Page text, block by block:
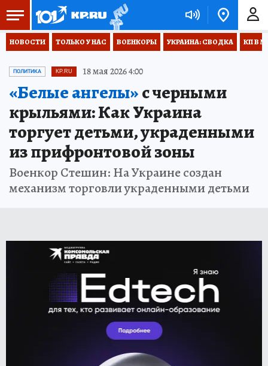
НОВОСТИ ТОЛЬКО У НАС ВОЕНКОРЫ УКРАИНА: СВОДКА КП В
ПОЛИТИКА KP.RU 18 мая 2026 4:00
«Белые ангелы»с черными
крыльями: Как Украина
торгует детьми, украденными
из прифронтовой зоны
Военкор Стешин: На Украине создан
механизм торговли украденными детьми